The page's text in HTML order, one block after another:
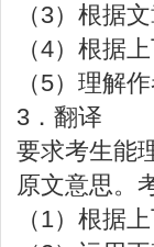
（3）根据
（4）根据
（5）理解
3．翻译
要求考生能
原文意思。
（1）根据